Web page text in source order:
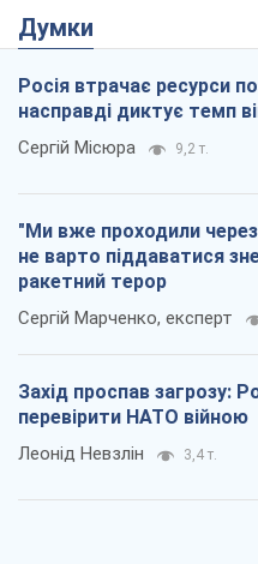
Думки
Росія втрачає ресурси
насправді диктує темп
Сергій Місюра 9,2 т.
"Ми вже проходили через
не варто піддаватися
ракетний терор
Сергій Марченко, експерт
Захід проспав загрозу:
перевірити НАТО війною
Леонід Невзлін 3,4 т.